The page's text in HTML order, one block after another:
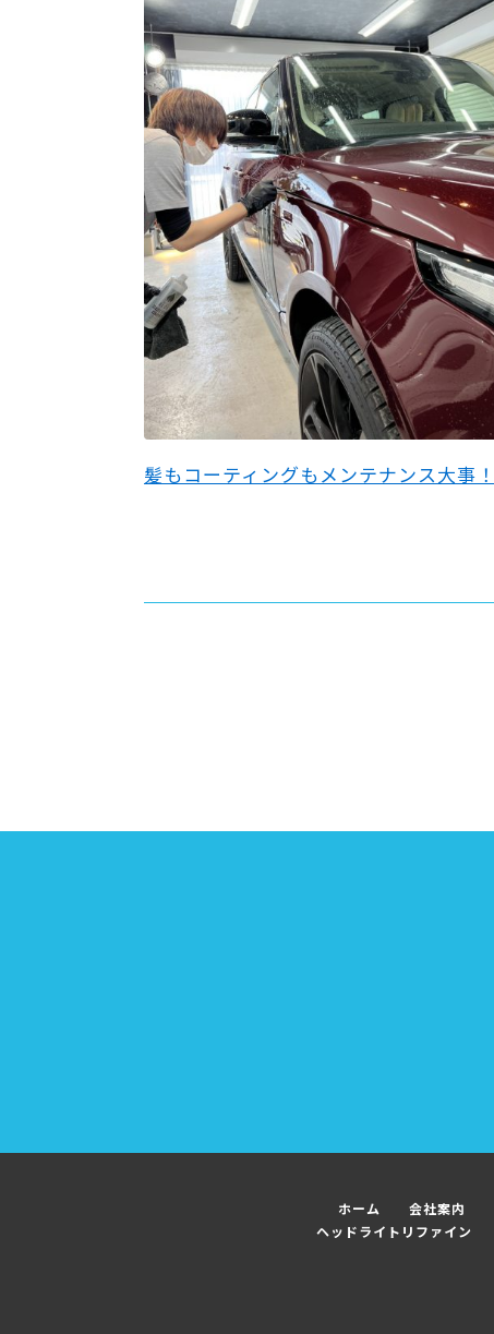
髪もコーティングもメンテナンス大事！
ホーム 会社案内
ヘッドライトリファイン